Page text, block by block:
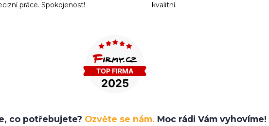
práce. Spokojenost!
kvalitní.
co potřebujete? Ozvěte se nám. Moc rádi Vám vyhovíme!